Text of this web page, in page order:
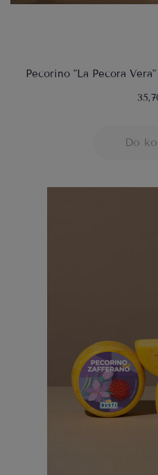
Pecorino "La Pecora
Do